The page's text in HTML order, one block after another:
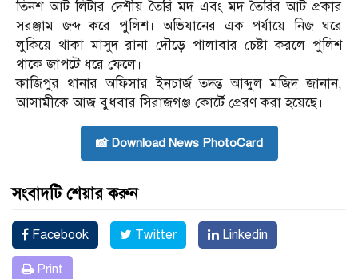
তিনশ আট লিটার দেশীয় তৈরি মদ এবং মদ তৈরির আট প্রকার
সরঞ্জাম জব্দ করে পুলিশ। অভিযানের এক পর্যায়ে নিজ ঘরে
লুকিয়ে থাকা মাসুদ রানা দৌড়ে পালাবার চেষ্টা করলে পুলিশ
থাকে জাপটে ধরে ফেলে।
কাজিপুর থানার অফিসার ইনচার্জ তদন্ত আব্দুল মজিদ জানান,
আসামীকে আজ বুধবার সিরাজগঞ্জ কোর্টে প্রেরণ করা হয়েছে।
📸 Download News PhotoCard
সংবাদটি শেয়ার করুন
Facebook Twitter Linkedin
Print